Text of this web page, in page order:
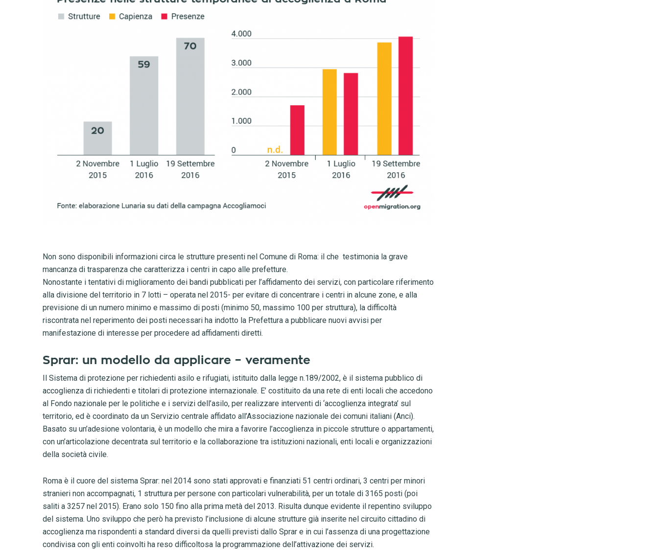
Non sono disponibili informazioni circa le strutture presenti nel Comune di Roma: il che testimonia la grave
mancanza di trasparenza che caratterizza i centri in capo alle prefetture.
Nonostante i tentativi di miglioramento dei bandi pubblicati per l’affidamento dei servizi, con particolare riferimento
alla divisione del territorio in 7 lotti – operata nel 2015- per evitare di concentrare i centri in alcune zone, e alla
previsione di un numero minimo e massimo di posti (minimo 50, massimo 100 per struttura), la difficoltà
riscontrata nel reperimento dei posti necessari ha indotto la Prefettura a pubblicare nuovi avvisi per
manifestazione di interesse per procedere ad affidamenti diretti.
Sprar: un modello da applicare – veramente
Il Sistema di protezione per richiedenti asilo e rifugiati, istituito dalla legge n.189/2002, è il sistema pubblico di
accoglienza di richiedenti e titolari di protezione internazionale. E’ costituito da una rete di enti locali che accedono
al Fondo nazionale per le politiche e i servizi dell’asilo, per realizzare interventi di ‘accoglienza integrata’ sul
territorio, ed è coordinato da un Servizio centrale affidato all’Associazione nazionale dei comuni italiani (Anci).
Basato su un’adesione volontaria, è un modello che mira a favorire l’accoglienza in piccole strutture o appartamenti,
con un’articolazione decentrata sul territorio e la collaborazione tra istituzioni nazionali, enti locali e organizzazioni
della società civile.
Roma è il cuore del sistema Sprar: nel 2014 sono stati approvati e finanziati 51 centri ordinari, 3 centri per minori
stranieri non accompagnati, 1 struttura per persone con particolari vulnerabilità, per un totale di 3165 posti (poi
saliti a 3257 nel 2015). Erano solo 150 fino alla prima metà del 2013. Risulta dunque evidente il repentino sviluppo
del sistema. Uno sviluppo che però ha previsto l’inclusione di alcune strutture già inserite nel circuito cittadino di
accoglienza ma rispondenti a standard diversi da quelli previsti dallo Sprar e in cui l’assenza di una progettazione
condivisa con gli enti coinvolti ha reso difficoltosa la programmazione dell’attivazione dei servizi.